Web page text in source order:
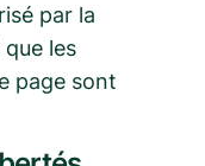
par la
les
page sont